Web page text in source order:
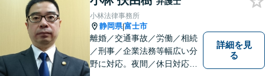
再建・債務整理の問題解決に
自信があります。
小林法律事務所
静岡県|富士市
離婚／交通事故／労働／相続
／刑事／企業法務等幅広い分
野に対応。夜間／休日対応
詳細を見
る